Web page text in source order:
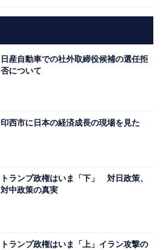
日産自動車での社外取締役候補の選任拒
否について
印西市に日本の経済成長の現場を見た
トランプ政権はいま「下」 対日政策、
対中政策の真実
トランプ政権はいま「上」イラン攻撃の